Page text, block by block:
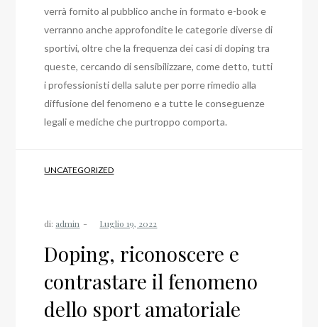
verrà fornito al pubblico anche in formato e-book e
verranno anche approfondite le categorie diverse di
sportivi, oltre che la frequenza dei casi di doping tra
queste, cercando di sensibilizzare, come detto, tutti
i professionisti della salute per porre rimedio alla
diffusione del fenomeno e a tutte le conseguenze
legali e mediche che purtroppo comporta.
UNCATEGORIZED
di: admin
Doping, riconoscere e
contrastare il fenomeno
dello sport amatoriale